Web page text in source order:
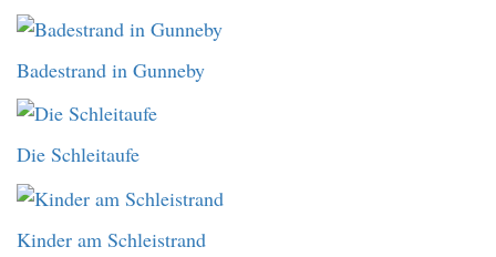
Badestrand in Gunneby
Die Schleitaufe
Kinder am Schleistrand